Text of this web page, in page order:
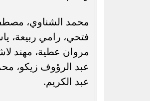
محمد الشناوي،
فتحي، رامي ربيعة،
مروان عطية، مهند
عبد الرؤوف زيكو،
عبد الكريم.